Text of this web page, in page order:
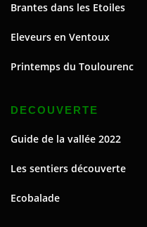
Brantes dans les Etoiles
Eleveurs en Ventoux
Printemps du Toulourenc
DECOUVERTE
Guide de la vallée 2022
Les sentiers découverte
Ecobalade